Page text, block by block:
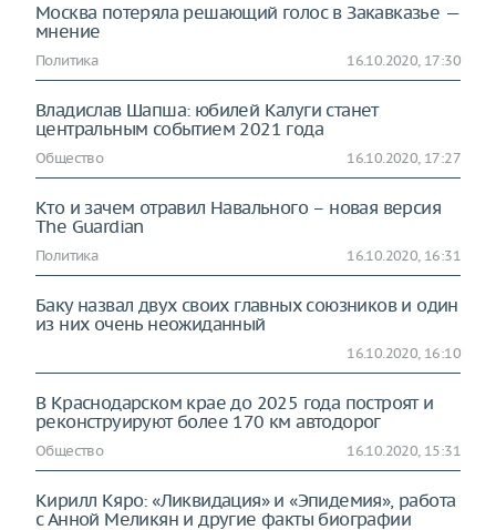
Москва потеряла решающий голос в Закавказье —
мнение
Политика 16.10.2020, 17:30
Владислав Шапша: юбилей Калуги станет
центральным событием 2021 года
Общество 16.10.2020, 17:27
Кто и зачем отравил Навального – новая версия
The Guardian
Политика 16.10.2020, 16:31
Баку назвал двух своих главных союзников и один
из них очень неожиданный
16.10.2020, 16:10
В Краснодарском крае до 2025 года построят и
реконструируют более 170 км автодорог
Общество 16.10.2020, 15:31
Кирилл Кяро: «Ликвидация» и «Эпидемия», работа
с Анной Меликян и другие факты биографии